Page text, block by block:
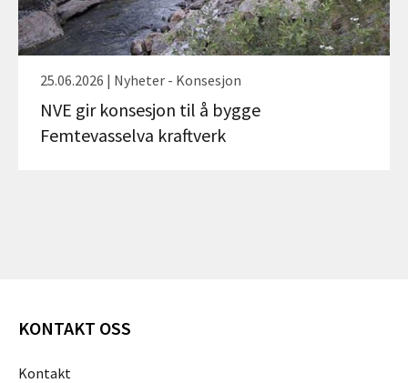
25.06.2026 | Nyheter - Konsesjon
NVE gir konsesjon til å bygge
Femtevasselva kraftverk
KONTAKT OSS
Kontakt